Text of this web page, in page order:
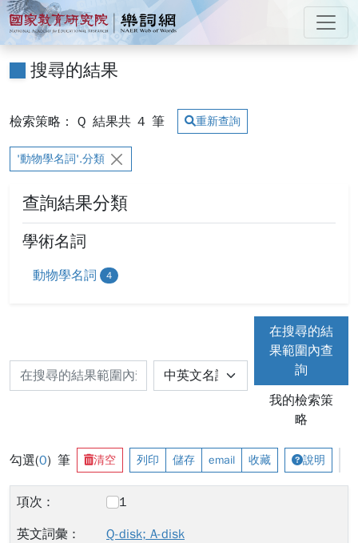
跳到主要內容
:::
國家教育研究院 樂詞網
搜尋的結果
檢索策略： Q 結果共 4 筆 重新查詢
'動物學名詞'.分類
查詢結果分類
學術名詞
動物學名詞 4
在搜尋的結
果範圍內查
詢
我的檢索策
略
勾選(0) 筆 清空 列印 儲存 email 收藏 說明
1
Q-disk; A-disk